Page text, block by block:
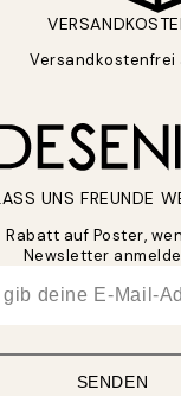
Versandkostenfrei
UNS FREUNDE
Rabatt auf Poster,
Newsletter
SENDEN